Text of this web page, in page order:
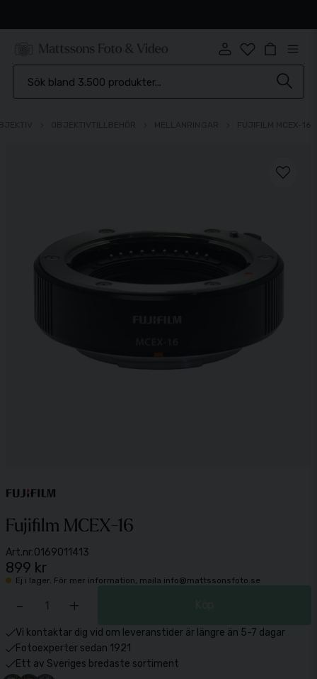
Fujifilm MCEX-16
Art.nr:0169011413
899 kr
Ej i lager. För mer information, maila info@mattssonsfoto.se
- +
Vi kontaktar dig vid om leveranstider är längre än 5-7 dagar
Fotoexperter sedan 1921
Ett av Sveriges bredaste sortiment